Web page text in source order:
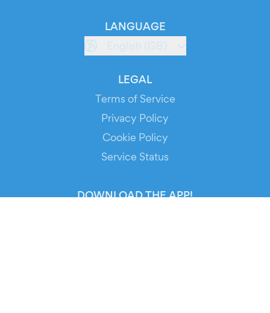
LANGUAGE
English (GB)
LEGAL
Terms of Service
Privacy Policy
Cookie Policy
Service Status
DOWNLOAD THE APP!